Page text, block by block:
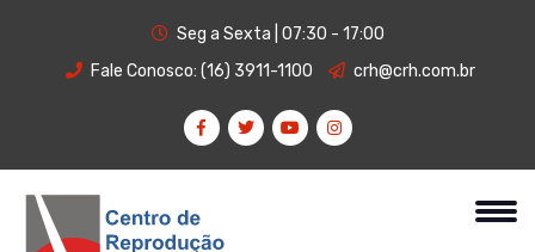
Seg a Sexta | 07:30 - 17:00
Fale Conosco: (16) 3911-1100 crh@crh.com.br